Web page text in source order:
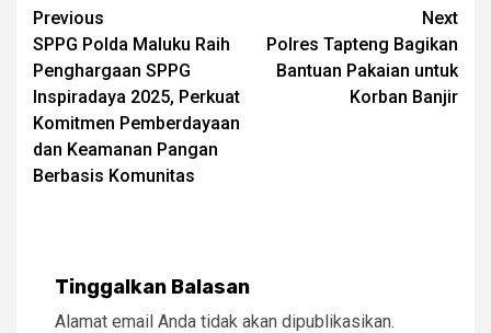
Post
navigation
Previous
SPPG Polda Maluku Raih
Penghargaan SPPG
Inspiradaya 2025, Perkuat
Komitmen Pemberdayaan
dan Keamanan Pangan
Berbasis Komunitas
Next
Polres Tapteng Bagikan
Bantuan Pakaian untuk
Korban Banjir
Tinggalkan Balasan
Alamat email Anda tidak akan dipublikasikan.